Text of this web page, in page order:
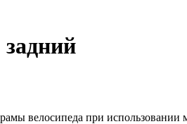
задний
велосипеда при